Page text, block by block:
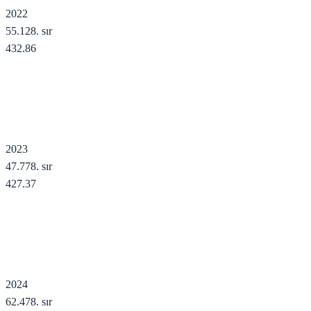
2022
55.128. sır
432.86
2023
47.778. sır
427.37
2024
62.478. sır